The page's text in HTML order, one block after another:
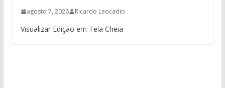
agosto 7, 2026 Ricardo Leocadio
Visualizar Edição em Tela Cheia